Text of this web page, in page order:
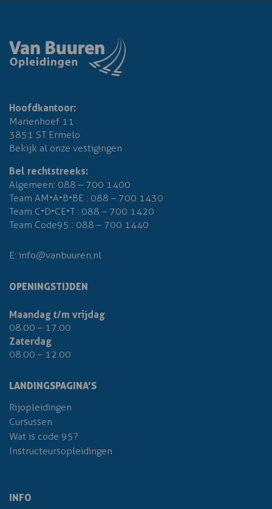
Hoofdkantoor:
Marienhoef 11
3851 ST Ermelo
Bekijk al onze vestigingen
Bel rechtstreeks:
Algemeen: 088 – 700 1400
Team AM•A•B•BE : 088 – 700 1430
Team C•D•CE•T : 088 – 700 1420
Team Code95 : 088 – 700 1440
E: info@vanbuuren.nl
OPENINGSTIJDEN
Maandag t/m vrijdag
08.00 – 17.00
Zaterdag
08.00 – 12.00
LANDINGSPAGINA’S
Rijopleidingen
Cursussen
Wat is code 95?
Instructeursopleidingen
INFO